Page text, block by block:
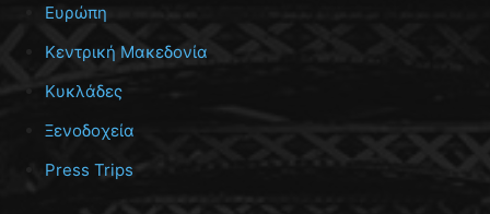
Ευρώπη
Κεντρική Μακεδονία
Κυκλάδες
Ξενοδοχεία
Press Trips